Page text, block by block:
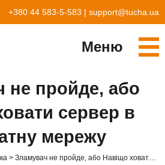
+380 44 583-5-583 | support@tucha.ua
Меню
не пройде, або
сервер в
мережу
Зламувач не пройде, або Навіщо ховати сервер в приватну мережу